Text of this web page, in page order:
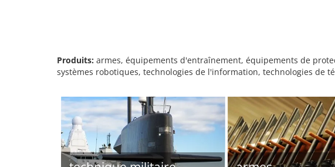
Produits: armes, équipements d'entraînement, équipements de
systèmes robotiques, technologies de l'information, technologies de